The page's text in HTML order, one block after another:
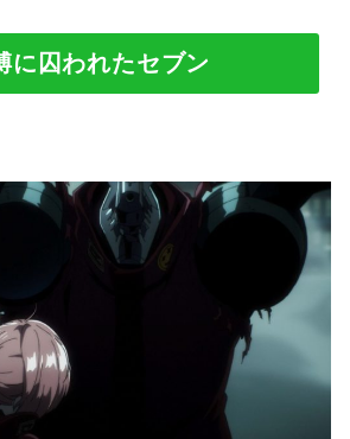
に囚われたセブン